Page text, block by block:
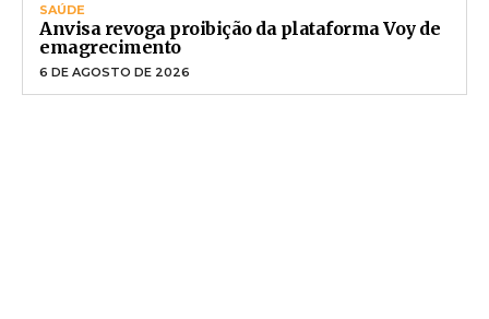
SAÚDE
Anvisa revoga proibição da plataforma Voy de
emagrecimento
6 DE AGOSTO DE 2026